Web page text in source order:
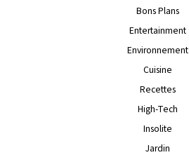
Bons Plans
Entertainment
Environnement
Cuisine
Recettes
High-Tech
Insolite
Jardin